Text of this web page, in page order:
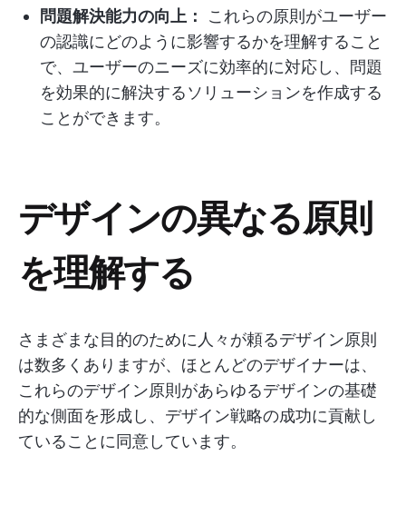
問題解決能力の向上：
これらの原則がユーザー
の認識にどのように影響するかを理解すること
で、ユーザーのニーズに効率的に対応し、問題
を効果的に解決するソリューションを作成する
ことができます。
デザインの異なる原則
を理解する
さまざまな目的のために人々が頼るデザイン原則
は数多くありますが、ほとんどのデザイナーは、
これらのデザイン原則があらゆるデザインの基礎
的な側面を形成し、デザイン戦略の成功に貢献し
ていることに同意しています。